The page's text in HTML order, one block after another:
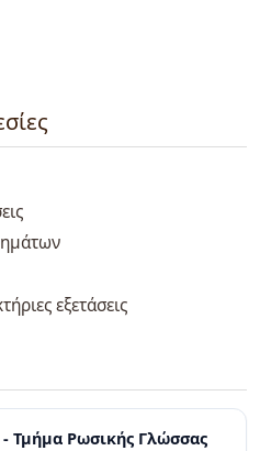
εξετάσεις
Τμήμα Ρωσικής Γλώσσας